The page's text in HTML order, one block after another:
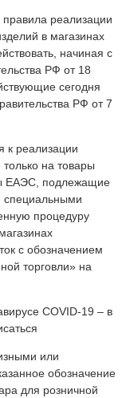
реализации
в магазинах
начиная с
РФ от 18
сегодня
РФ от 7
к реализации
на товары
ЕАЭС, подлежащие
специальными
процедуру
с обозначением
торговли» на
COVID-19 – в
или
обозначение
для розничной